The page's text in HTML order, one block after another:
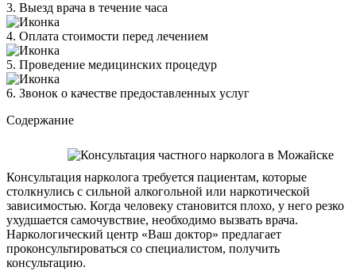
3. Выезд врача в течение часа
4. Оплата стоимости перед лечением
5. Проведение медицинских процедур
6. Звонок о качестве предоставленных услуг
Содержание
Консультация нарколога требуется пациентам, которые
столкнулись с сильной алкогольной или наркотической
зависимостью. Когда человеку становится плохо, у него резко
ухудшается самочувствие, необходимо вызвать врача.
Наркологический центр «Ваш доктор» предлагает
проконсультироваться со специалистом, получить
консультацию.